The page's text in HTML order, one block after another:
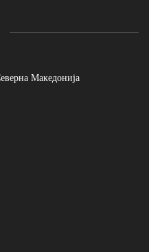
Македонија